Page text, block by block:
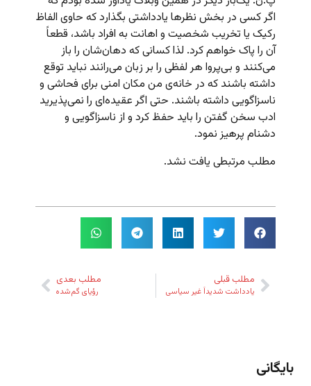
اگر کسی در بخش نظرها یادداشتی بگذارد که حاوی الفاظ
رکیک یا تخریب شخصیت و اهانت به افراد باشد، قطعاً
آن را پاک خواهم کرد. لذا کسانی که دهان‌شان را باز
می‌کنند و بی‌پروا هر لفظی را بر زبان می‌رانند نباید توقع
داشته باشند که در خانه‌ی من مکان امنی برای فحاشی و
ناسزاگویی داشته باشند. حتی اگر عقیده‌ای را نمی‌پذیرید
ادب سخن گفتن را باید حفظ کرد و از ناسزاگویی و
دشنام پرهیز نمود.
مطلب مرتبطی یافت نشد.
مطلب قبلی
یادداشت شدیداً غیر سیاسی
مطلب بعدی
رؤیای گم‌شده
بایگانی